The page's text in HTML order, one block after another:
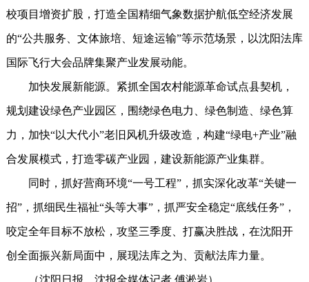
校项目增资扩股，打造全国精细气象数据护航低空经济发展
的“公共服务、文体旅培、短途运输”等示范场景，以沈阳法库
国际飞行大会品牌集聚产业发展动能。
加快发展新能源。紧抓全国农村能源革命试点县契机，
规划建设绿色产业园区，围绕绿色电力、绿色制造、绿色算
力，加快“以大代小”老旧风机升级改造，构建“绿电+产业”融
合发展模式，打造零碳产业园，建设新能源产业集群。
同时，抓好营商环境“一号工程”，抓实深化改革“关键一
招”，抓细民生福祉“头等大事”，抓严安全稳定“底线任务”，
咬定全年目标不放松，攻坚三季度、打赢决胜战，在沈阳开
创全面振兴新局面中，展现法库之为、贡献法库力量。
（沈阳日报、沈报全媒体记者 傅淞岩）